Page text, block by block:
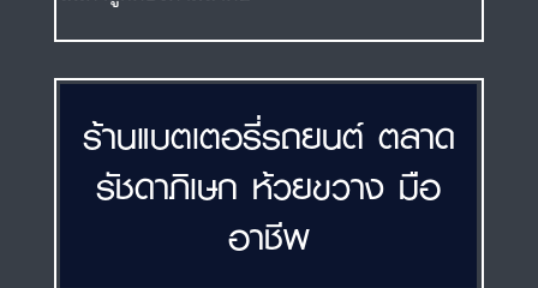
ร้านแบตเตอรี่รถยนต์ ตลาด
รัชดาภิเษก ห้วยขวาง มือ
อาชีพ